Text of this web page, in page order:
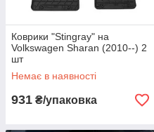
Коврики "Stingray" на
Volkswagen Sharan (2010--) 2
шт
Немає в наявності
931 ₴/упаковка